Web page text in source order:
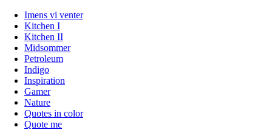
Imens vi venter
Kitchen I
Kitchen II
Midsommer
Petroleum
Indigo
Inspiration
Gamer
Nature
Quotes in color
Quote me